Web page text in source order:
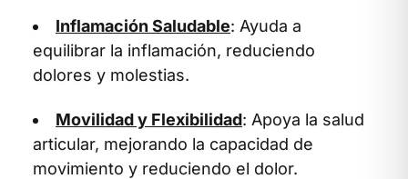
Inflamación Saludable: Ayuda a
equilibrar la inflamación, reduciendo
dolores y molestias.
Movilidad y Flexibilidad: Apoya la salud
articular, mejorando la capacidad de
movimiento y reduciendo el dolor.